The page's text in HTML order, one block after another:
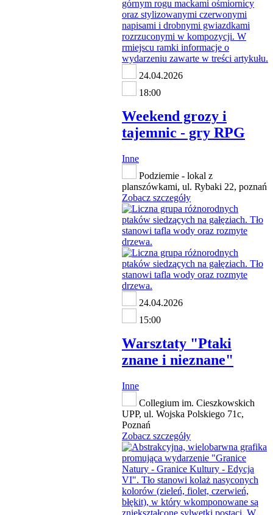
24.04.2026
18:00
Weekend grozy i
tajemnic - gry RPG
Inne
Podziemie - lokal z
planszówkami, ul. Rybaki 22, poznań
Zobacz szczegóły
24.04.2026
15:00
Warsztaty "Ptaki
znane i nieznane"
Inne
Collegium im. Cieszkowskich
UPP, ul. Wojska Polskiego 71c,
Poznań
Zobacz szczegóły